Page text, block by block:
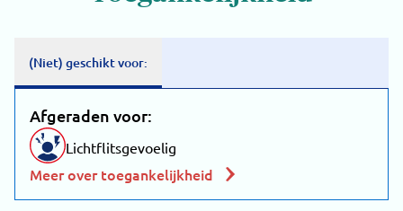
(Niet) geschikt voor:
Afgeraden voor:
Lichtflitsgevoelig
Meer over toegankelijkheid